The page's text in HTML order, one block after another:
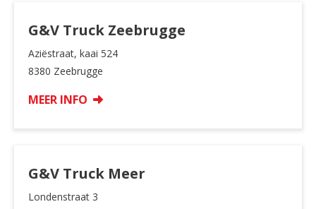
G&V Truck Zeebrugge
Aziëstraat, kaai 524
8380 Zeebrugge
MEER INFO
G&V Truck Meer
Londenstraat 3